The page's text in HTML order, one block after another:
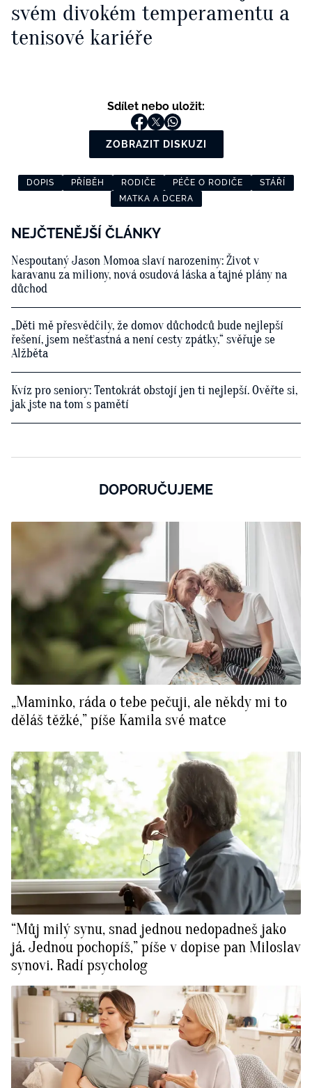
svém divokém temperamentu a
tenisové kariéře
Sdílet nebo uložit:
ZOBRAZIT DISKUZI
DOPIS PŘÍBĚH RODIČE PÉČE O RODIČE
STÁŘÍ
MATKA A DCERA
NEJČTENĚJŠÍ ČLÁNKY
Nespoutaný Jason Momoa slaví narozeniny: Život v
karavanu za miliony, nová osudová láska a tajné plány na
důchod
„Děti mě přesvědčily, že domov důchodců bude nejlepší
řešení, jsem nešťastná a není cesty zpátky,“ svěřuje se
Alžběta
Kvíz pro seniory: Tentokrát obstojí jen ti nejlepší. Ověřte si,
jak jste na tom s pamětí
DOPORUČUJEME
„Maminko, ráda o tebe pečuji, ale někdy mi to
děláš těžké,” píše Kamila své matce
“Můj milý synu, snad jednou nedopadneš jako
já. Jednou pochopíš,” píše v dopise pan Miloslav
synovi. Radí psycholog